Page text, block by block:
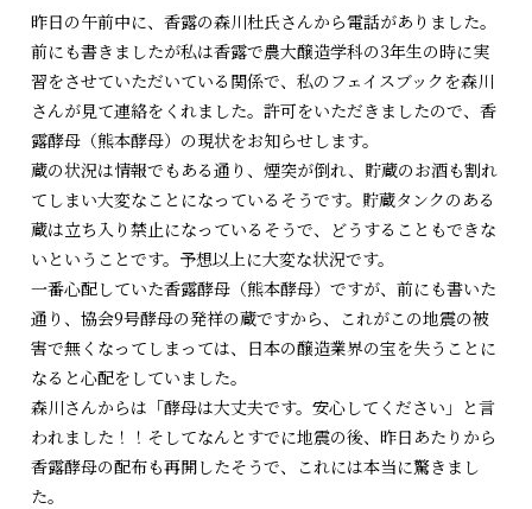
昨日の午前中に、香露の森川杜氏さんから電話がありました。
前にも書きましたが私は香露で農大醸造学科の3年生の時に実
習をさせていただいている関係で、私のフェイスブックを森川
さんが見て連絡をくれました。許可をいただきましたので、香
露酵母（熊本酵母）の現状をお知らせします。
蔵の状況は情報でもある通り、煙突が倒れ、貯蔵のお酒も割れ
てしまい大変なことになっているそうです。貯蔵タンクのある
蔵は立ち入り禁止になっているそうで、どうすることもできな
いということです。予想以上に大変な状況です。
一番心配していた香露酵母（熊本酵母）ですが、前にも書いた
通り、協会9号酵母の発祥の蔵ですから、これがこの地震の被
害で無くなってしまっては、日本の醸造業界の宝を失うことに
なると心配をしていました。
森川さんからは「酵母は大丈夫です。安心してください」と言
われました！！そしてなんとすでに地震の後、昨日あたりから
香露酵母の配布も再開したそうで、これには本当に驚きまし
た。